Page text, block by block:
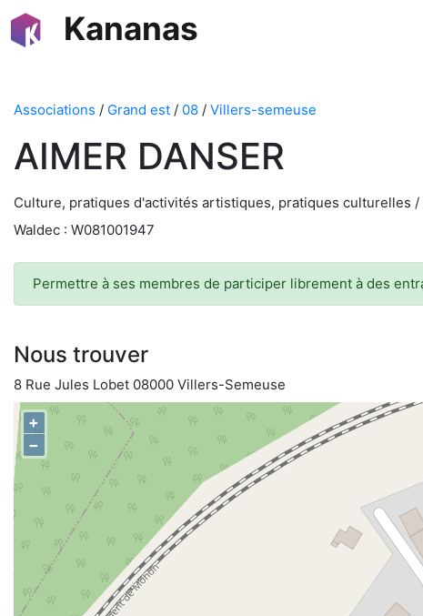
Kananas
Associations / Grand est / 08 / Villers-semeuse
AIMER DANSER
Culture, pratiques d'activités artistiques, pratiques culturelles /
Waldec : W081001947
Permettre à ses membres de participer librement à des
Nous trouver
8 Rue Jules Lobet 08000 Villers-Semeuse
+
−